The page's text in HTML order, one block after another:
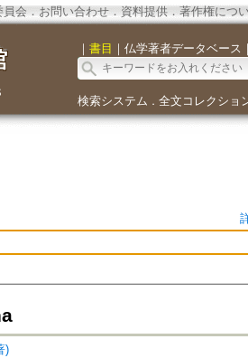
員会． お問い合わせ． 資料提供． 著作権につ
｜ 書目 ｜ 仏学著者データベース ｜
検索システム ． 全文コレクショ
)